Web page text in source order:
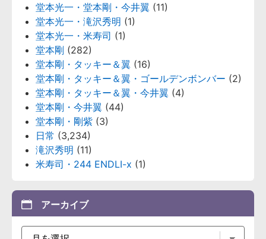
堂本光一・堂本剛・今井翼 (11)
堂本光一・滝沢秀明 (1)
堂本光一・米寿司 (1)
堂本剛 (282)
堂本剛・タッキー＆翼 (16)
堂本剛・タッキー＆翼・ゴールデンボンバー (2)
堂本剛・タッキー＆翼・今井翼 (4)
堂本剛・今井翼 (44)
堂本剛・剛紫 (3)
日常 (3,234)
滝沢秀明 (11)
米寿司・244 ENDLI-x (1)
アーカイブ